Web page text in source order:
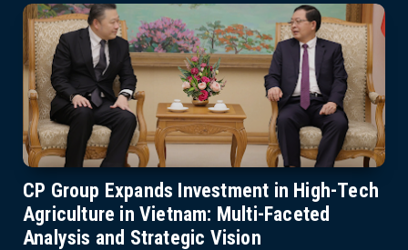
CP Group Expands Investment in High-Tech
Agriculture in Vietnam: Multi-Faceted
Analysis and Strategic Vision